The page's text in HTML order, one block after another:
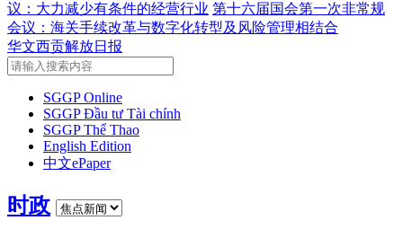
议：大力减少有条件的经营行业 第十六届国会第一次非常规
会议：海关手续改革与数字化转型及风险管理相结合
华文西贡解放日报
SGGP Online
SGGP Đầu tư Tài chính
SGGP Thể Thao
English Edition
中文ePaper
时政